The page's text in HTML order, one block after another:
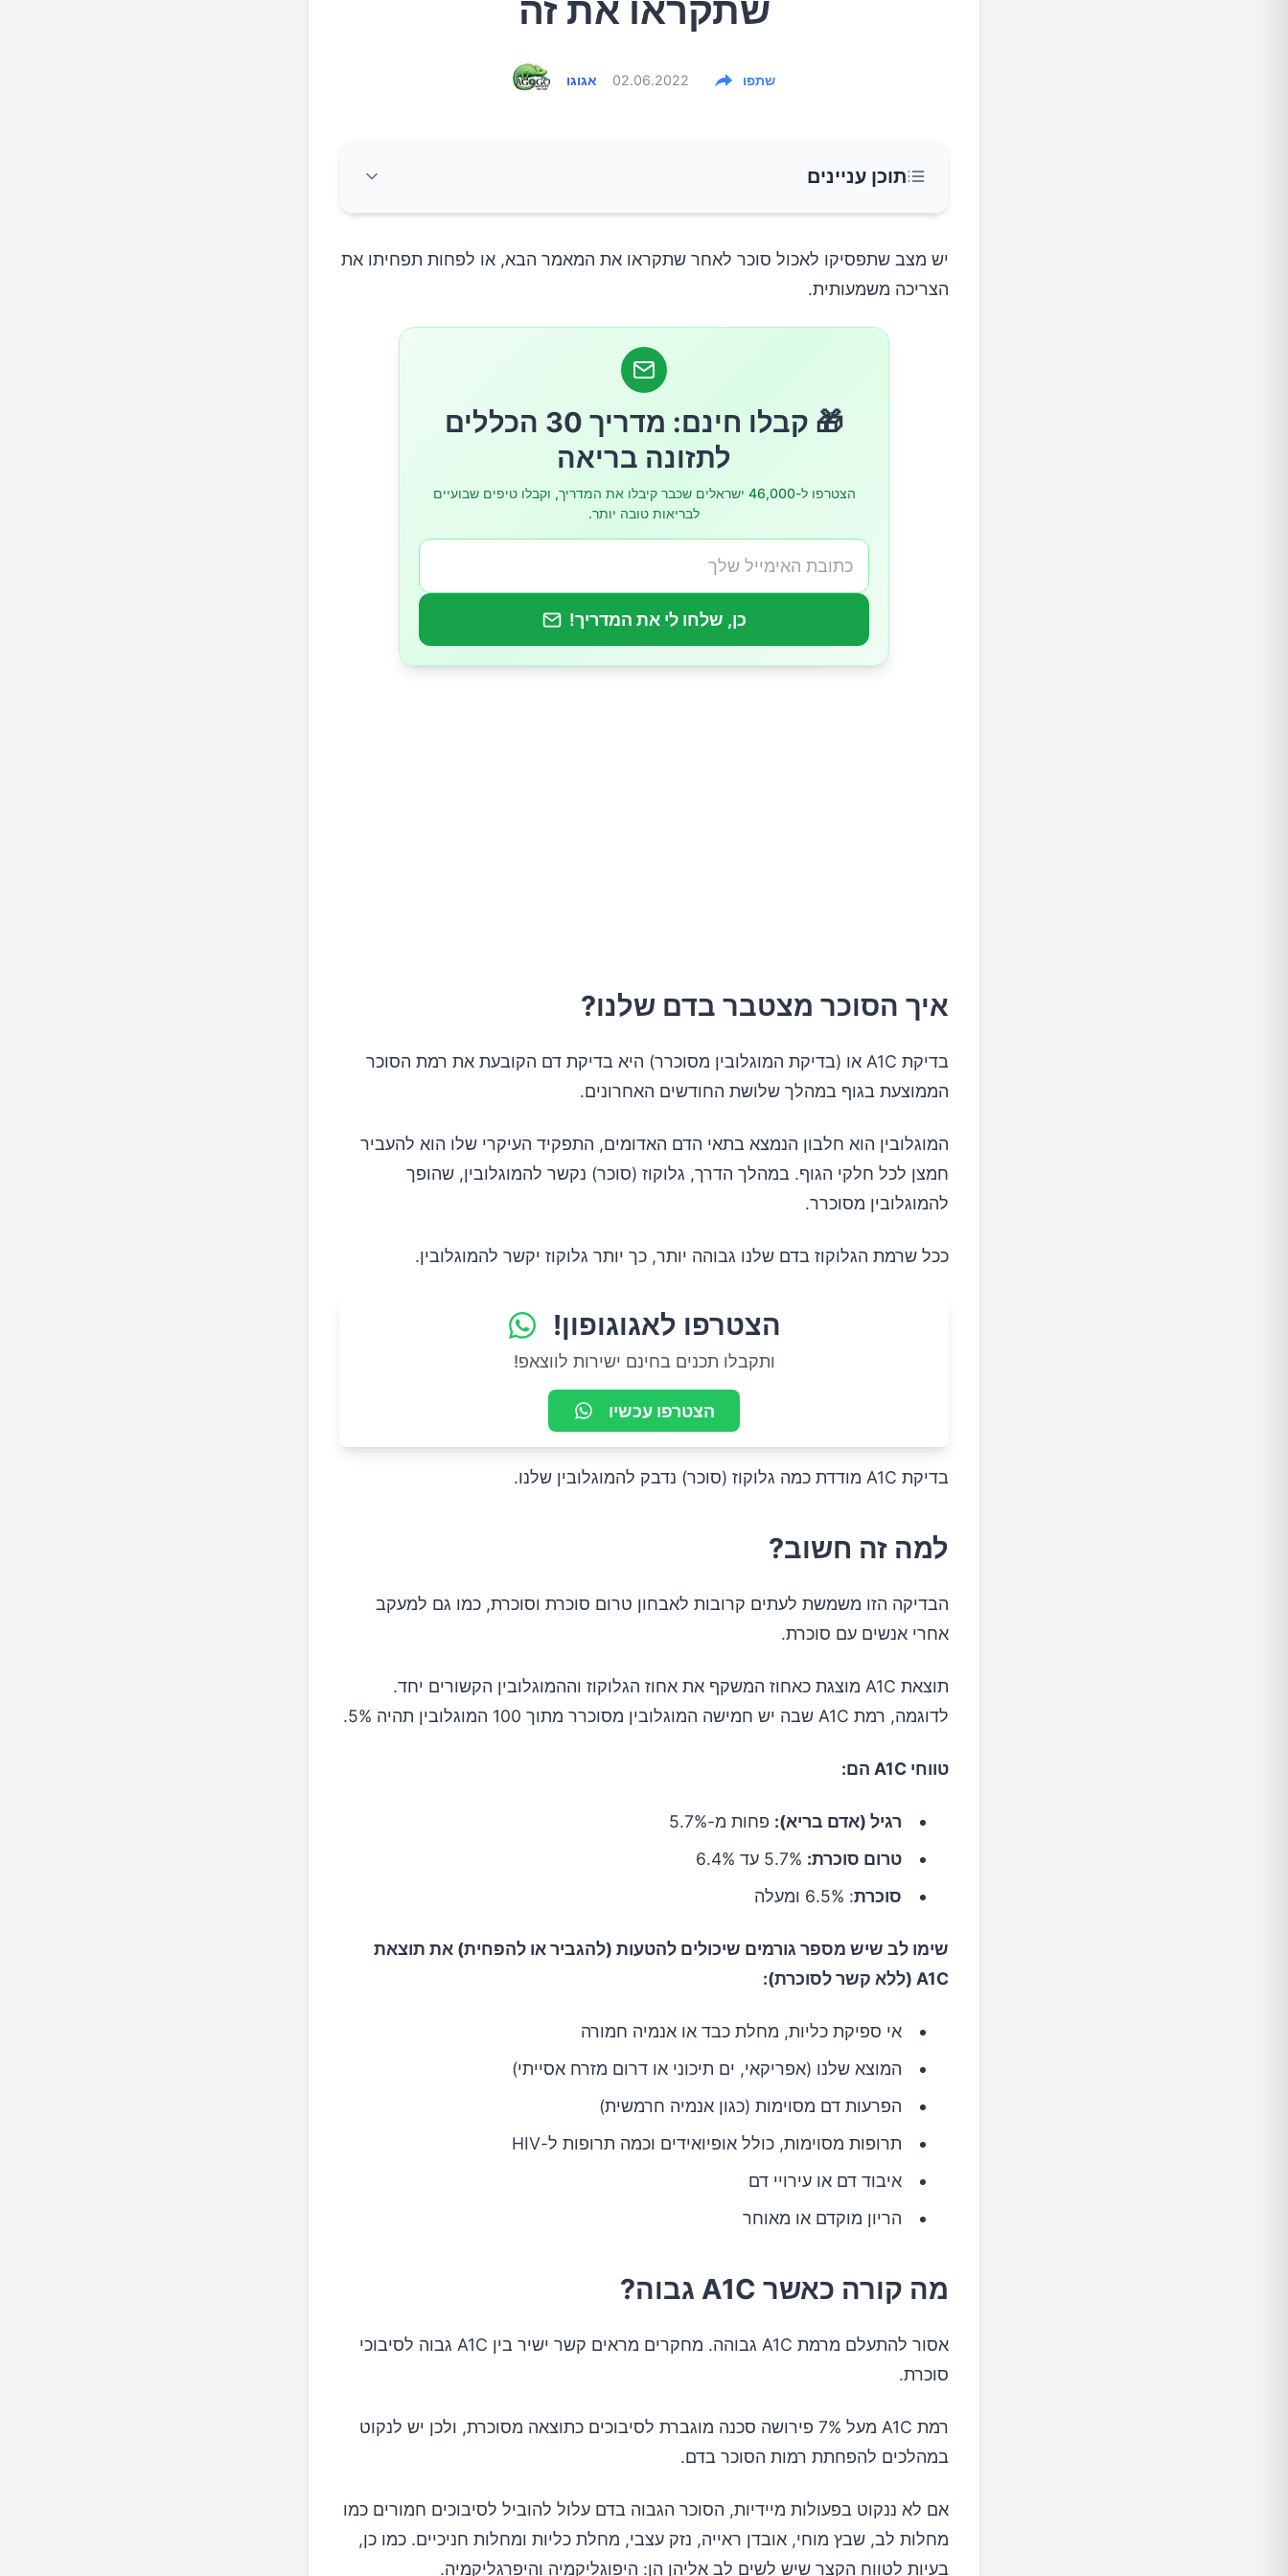
שתקראו את זה
אגוגו 02.06.2022 שתפו
תוכן עניינים
איך הסוכר מצטבר בדם שלנו?
מחלות לב ושבץ
מחלת כליות
מחלת חניכיים
איך מפחיתים את רמת ה-A1C?
יש מצב שתפסיקו לאכול סוכר לאחר שתקראו את המאמר הבא, או לפחות תפחיתו את
הצריכה משמעותית.
🎁 קבלו חינם: מדריך 30 הכללים
לתזונה בריאה
הצטרפו ל-46,000 ישראלים שכבר קיבלו את המדריך, וקבלו טיפים שבועיים
לבריאות טובה יותר.
כן, שלחו לי את המדריך!
איך הסוכר מצטבר בדם שלנו?
בדיקת A1C או (בדיקת המוגלובין מסוכרר) היא בדיקת דם הקובעת את רמת הסוכר
הממוצעת בגוף במהלך שלושת החודשים האחרונים.
המוגלובין הוא חלבון הנמצא בתאי הדם האדומים, התפקיד העיקרי שלו הוא להעביר
חמצן לכל חלקי הגוף. במהלך הדרך, גלוקוז (סוכר) נקשר להמוגלובין, שהופך
להמוגלובין מסוכרר.
ככל שרמת הגלוקוז בדם שלנו גבוהה יותר, כך יותר גלוקוז יקשר להמוגלובין.
הצטרפו לאגוגופון!
ותקבלו תכנים בחינם ישירות לווצאפ!
הצטרפו עכשיו
בדיקת A1C מודדת כמה גלוקוז (סוכר) נדבק להמוגלובין שלנו.
למה זה חשוב?
הבדיקה הזו משמשת לעתים קרובות לאבחון טרום סוכרת וסוכרת, כמו גם למעקב
אחרי אנשים עם סוכרת.
תוצאת A1C מוצגת כאחוז המשקף את אחוז הגלוקוז וההמוגלובין הקשורים יחד.
לדוגמה, רמת A1C שבה יש חמישה המוגלובין מסוכרר מתוך 100 המוגלובין תהיה 5%.
טווחי A1C הם:
רגיל (אדם בריא): פחות מ-5.7%
טרום סוכרת:
סוכרת: 6.5% ומעלה
שימו לב שיש מספר גורמים שיכולים להטעות (להגביר או להפחית) את תוצאת
A1C (ללא קשר לסוכרת):
אי ספיקת כליות, מחלת כבד או אנמיה חמורה
המוצא שלנו (אפריקאי, ים תיכוני או דרום מזרח אסייתי)
הפרעות דם מסוימות (כגון אנמיה חרמשית)
תרופות מסוימות, כולל אופיואידים וכמה תרופות ל-HIV
איבוד דם או עירויי דם
הריון מוקדם או מאוחר
מה קורה כאשר A1C גבוה?
אסור להתעלם מרמת A1C גבוהה. מחקרים מראים קשר ישיר בין A1C גבוה לסיבוכי
סוכרת.
רמת A1C מעל 7% פירושה סכנה מוגברת לסיבוכים כתוצאה מסוכרת, ולכן יש לנקוט
במהלכים להפחתת רמות הסוכר בדם.
אם לא ננקוט בפעולות מיידיות, הסוכר הגבוה בדם עלול להוביל לסיבוכים חמורים כמו
מחלות לב, שבץ מוחי, אובדן ראייה, נזק עצבי, מחלת כליות ומחלות חניכיים. כמו כן,
בעיות לטווח הקצר שיש לשים לב אליהן הן: היפוגליקמיה והיפרגליקמיה.